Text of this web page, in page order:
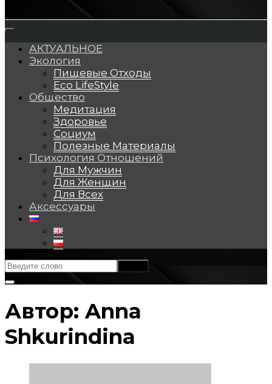
АКТУАЛЬНОЕ
Экология
Пищевые Отходы
Eco LifeStyle
Общество
Медитация
Здоровье
Социум
Полезные Материалы
Психология Отношений
Для Мужчин
Для Женщин
Для Всех
Аксессуары
Автор:Anna
Shkurindina